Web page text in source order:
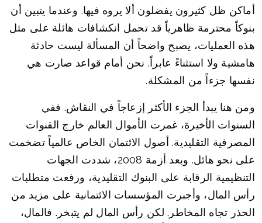
أماكن ظل كثيرون يفضلون ألا يروه فيها. وعندما يتبين أن
بنوكاً محترمة ظاهرياً قد تحمل انكشافات هائلة على مثل
هذه العمليات، يصبح واضحاً أن المسألة ليست حادثة
هامشية ولا استثناءً عابراً. نحن أمام قواعد صارت هي
نفسها جزءاً من المشكلة.
ومن هنا يبدأ الجزء الأكثر إزعاجاً في النقاش. ففي
السنوات الأخيرة، غمرت الأموال العالم خارج القنوات
المصرفية التقليدية. أصول الائتمان الخاص عالمياً تضخمت
على نحو هائل. وبعد أزمة 2008، شددت الجهات
التنظيمية الرقابة على البنوك التقليدية، ورفعت متطلبات
رأس المال، وأجبرت المؤسسات الائتمانية على مزيد من
الحذر تجاه المخاطر. لكن رأس المال لم يتبخر. فالمال،